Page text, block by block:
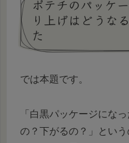
ポテチのパッケ
り上げはどうな
た
では本題です。
「白黒パッケージにな
の？下がるの？」とい